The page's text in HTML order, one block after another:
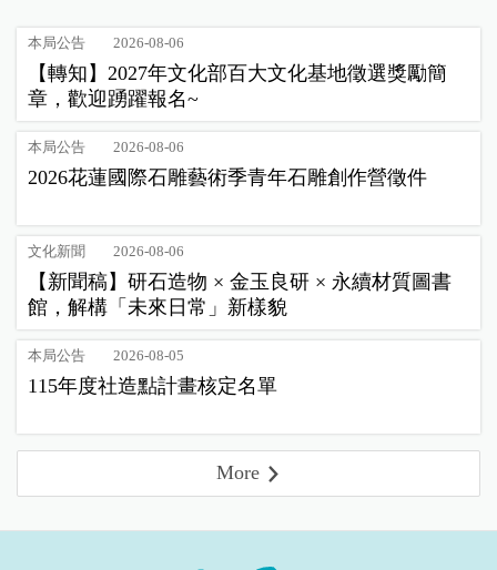
本局公告 2026-08-06
【轉知】2027年文化部百大文化基地徵選獎勵簡
章，歡迎踴躍報名~
本局公告 2026-08-06
2026花蓮國際石雕藝術季青年石雕創作營徵件
文化新聞 2026-08-06
【新聞稿】研石造物 × 金玉良研 × 永續材質圖書
館，解構「未來日常」新樣貌
本局公告 2026-08-05
115年度社造點計畫核定名單
More